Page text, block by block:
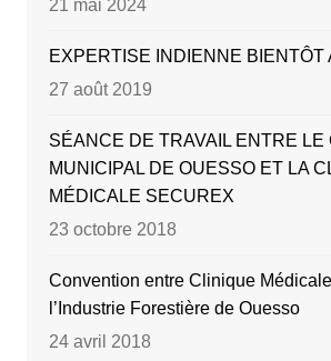
21 mai 2024
EXPERTISE INDIENNE BIENTÔT
27 août 2019
SÉANCE DE TRAVAIL ENTRE LE
MUNICIPAL DE OUESSO ET LA
MÉDICALE SECUREX
23 octobre 2018
Convention entre Clinique
l’Industrie Forestière de Ouesso
24 avril 2018